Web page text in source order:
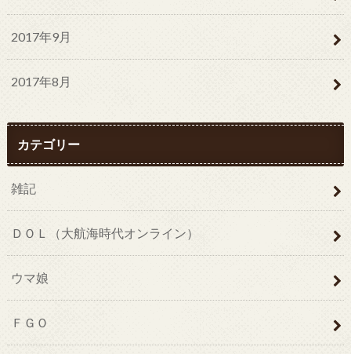
2017年9月
2017年8月
カテゴリー
雑記
ＤＯＬ（大航海時代オンライン）
ウマ娘
ＦＧＯ